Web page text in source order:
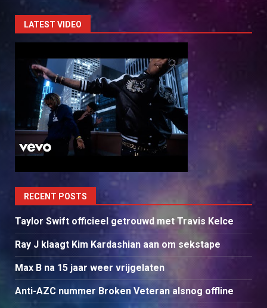
LATEST VIDEO
RECENT POSTS
Taylor Swift officieel getrouwd met Travis Kelce
Ray J klaagt Kim Kardashian aan om sekstape
Max B na 15 jaar weer vrijgelaten
Anti-AZC nummer Broken Veteran alsnog offline